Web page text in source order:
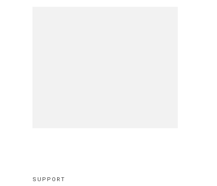
SUPPORT